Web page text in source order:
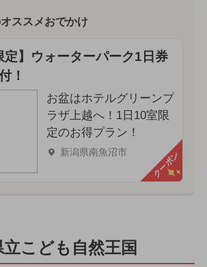
ススメおでかけ
定】ウォーターパーク1日券
！
お盆はホテルグリーンプ
ラザ上越へ！1日10室限
定のお得プラン！
新潟県南魚沼市 クーポン
こども自然王国